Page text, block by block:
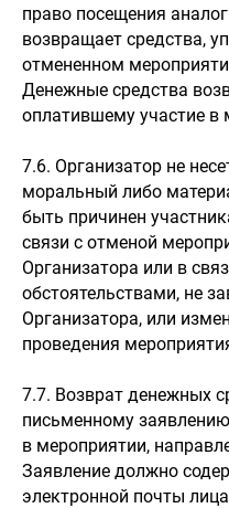
право посещения
возвращает средства,
отмененном
Денежные средства
оплатившему участие в
7.6. Организатор не
моральный либо
быть причинен
связи с отменой
Организатора или в
обстоятельствами, не
Организатора, или
проведения
7.7. Возврат денежных
письменному
в мероприятии,
Заявление должно
электронной почты